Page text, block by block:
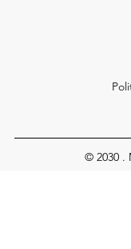
© 2030 .